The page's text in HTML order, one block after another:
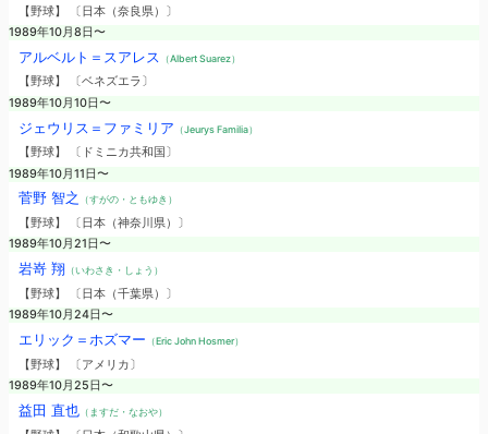
【野球】 〔日本（奈良県）〕
1989年10月8日〜
アルベルト＝スアレス （Albert Suarez）
【野球】 〔ベネズエラ〕
1989年10月10日〜
ジェウリス＝ファミリア （Jeurys Familia）
【野球】 〔ドミニカ共和国〕
1989年10月11日〜
菅野 智之 （すがの・ともゆき）
【野球】 〔日本（神奈川県）〕
1989年10月21日〜
岩嵜 翔 （いわさき・しょう）
【野球】 〔日本（千葉県）〕
1989年10月24日〜
エリック＝ホズマー （Eric John Hosmer）
【野球】 〔アメリカ〕
1989年10月25日〜
益田 直也（ますだ・なおや）